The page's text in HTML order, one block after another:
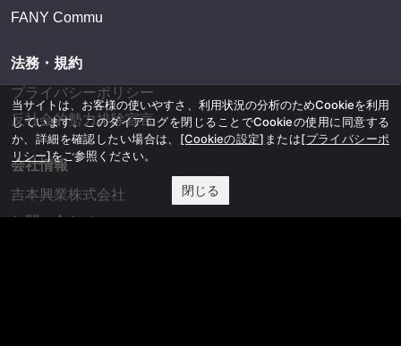
FANY Commu
法務・規約
プライバシーポリシー
反社会的勢力排除宣言
会社情報
吉本興業株式会社
お問い合わせ
当サイトは、お客様の使いやすさ、利用状況の分析のためCookieを利用
しています。このダイアログを閉じることでCookieの使用に同意する
か、詳細を確認したい場合は、 [Cookieの設定] または[プライバシーポ
リシー]をご参照ください。
閉じる